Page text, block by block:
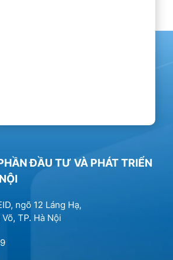
ĐẦU TƯ VÀ PHÁT TRIỂN
ngõ 12 Láng Hạ,
TP. Hà Nội